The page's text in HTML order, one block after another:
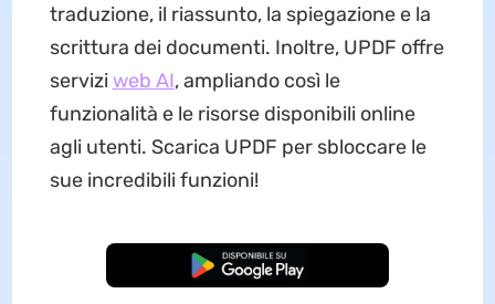
traduzione, il riassunto, la spiegazione e la
scrittura dei documenti. Inoltre, UPDF offre
serviziweb AI, ampliando così le
funzionalità e le risorse disponibili online
agli utenti. Scarica UPDF per sbloccare le
sue incredibili funzioni!
Download Gratis